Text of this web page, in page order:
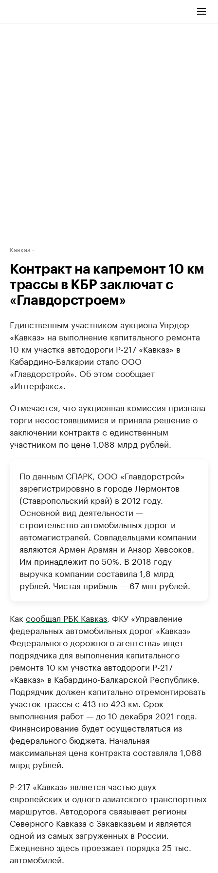
Кавказ
Контракт на капремонт 10 км
трассы в КБР заключат с
«Главдорстроем»
Единственным участником аукциона Упрдор
«Кавказ» на выполнение капитального ремонта
10 км участка автодороги Р-217 «Кавказ» в
Кабардино-Балкарии стало ООО
«Главдорстрой». Об этом сообщает
«Интерфакс».
Отмечается, что аукционная комиссия признала
торги несостоявшимися и приняла решение о
заключении контракта с единственным
участником по цене 1,088 млрд рублей.
По данным СПАРК, ООО «Главдорстрой»
зарегистрировано в городе Лермонтов
(Ставропольский край) в 2012 году.
Основной вид деятельности —
строительство автомобильных дорог и
автомагистралей. Совладельцами компании
являются Армен Арамян и Анзор Хевсоков.
Им принадлежит по 50%. В 2018 году
выручка компании составила 1,8 млрд
рублей. Чистая прибыль — 67 млн рублей.
Как сообщал РБК Кавказ , ФКУ «Управление
федеральных автомобильных дорог «Кавказ»
Федерального дорожного агентства» ищет
подрядчика для выполнения капитального
ремонта 10 км участка автодороги Р-217
«Кавказ» в Кабардино-Балкарской Республике.
Подрядчик должен капитально отремонтировать
участок трассы с 413 по 423 км. Срок
выполнения работ — до 10 декабря 2021 года.
Финансирование будет осуществляться из
федерального бюджета. Начальная
максимальная цена контракта составляла 1,088
млрд рублей.
Р-217 «Кавказ» является частью двух
европейских и одного азиатского транспортных
маршрутов. Автодорога связывает регионы
Северного Кавказа с Закавказьем и является
одной из самых загруженных в России.
Ежедневно здесь проезжает порядка 25 тыс.
автомобилей.